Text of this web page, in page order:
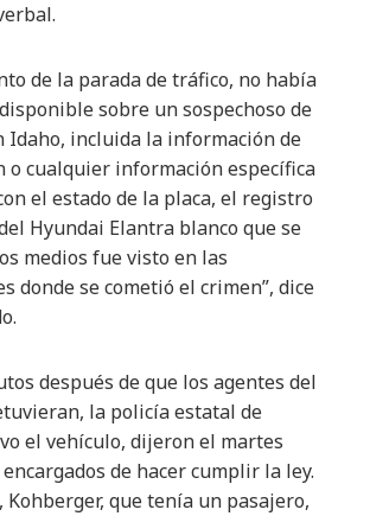
de la parada de tráfico, no había
sobre un sospechoso de
Idaho, incluida la información de
o cualquier información específica
el estado de la placa, el registro
Hyundai Elantra blanco que se
medios fue visto en las
donde se cometió el crimen”, dice
después de que los agentes del
la policía estatal de
el vehículo, dijeron el martes
de hacer cumplir la ley.
Kohberger, que tenía un pasajero,